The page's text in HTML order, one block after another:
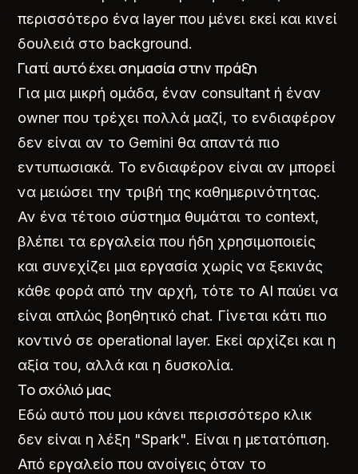
περισσότερο ένα layer που μένει εκεί και κινεί
δουλειά στο background.
Γιατί αυτό έχει σημασία στην πράξη
Για μια μικρή ομάδα, έναν consultant ή έναν
owner που τρέχει πολλά μαζί, το ενδιαφέρον
δεν είναι αν το Gemini θα απαντά πιο
εντυπωσιακά. Το ενδιαφέρον είναι αν μπορεί
να μειώσει την τριβή της καθημερινότητας.
Αν ένα τέτοιο σύστημα θυμάται το context,
βλέπει τα εργαλεία που ήδη χρησιμοποιείς
και συνεχίζει μια εργασία χωρίς να ξεκινάς
κάθε φορά από την αρχή, τότε το AI παύει να
είναι απλώς βοηθητικό chat. Γίνεται κάτι πιο
κοντινό σε operational layer. Εκεί αρχίζει και η
αξία του, αλλά και η δυσκολία.
Το σχόλιό μας
Εδώ αυτό που μου κάνει περισσότερο κλικ
δεν είναι η λέξη "Spark". Είναι η μετατόπιση.
Από εργαλείο που ανοίγεις όταν το